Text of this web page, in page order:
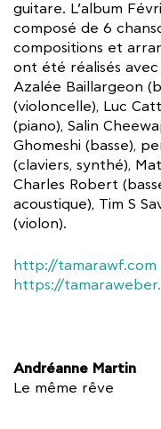
guitare. L’album
composé de 6
compositions et
ont été réalisés
Azalée Baillargeon
(violoncelle), Luc
(piano), Salin
Ghomeshi (basse),
(claviers, synthé),
Charles Robert
acoustique), Tim S
(violon).
http://tamarawf.com
https://
Andréanne Martin
Le même rêve